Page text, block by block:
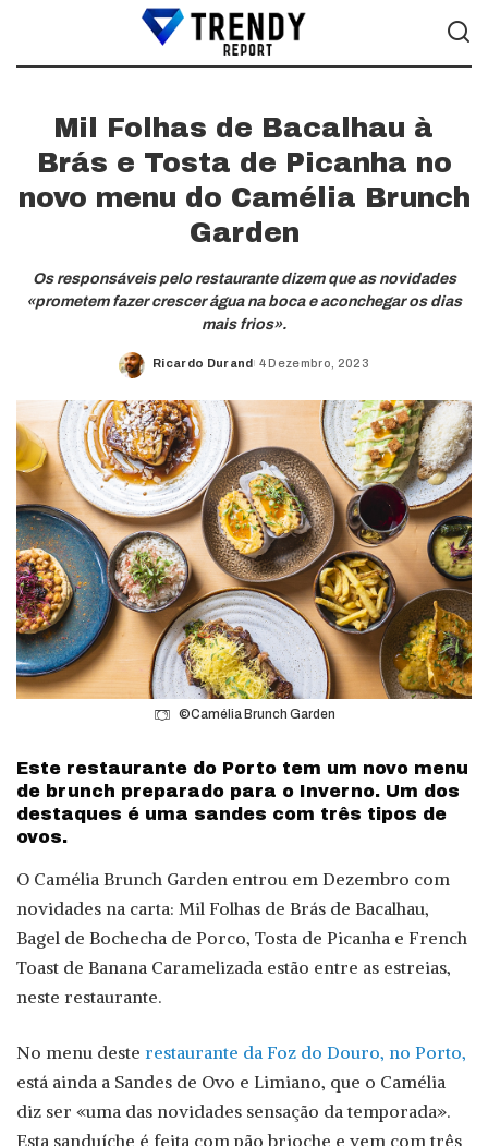
Mil Folhas de Bacalhau à
Brás e Tosta de Picanha no
novo menu do Camélia Brunch
Garden
Os responsáveis pelo restaurante dizem que as novidades
«prometem fazer crescer água na boca e aconchegar os dias
mais frios».
Posted
Ricardo Durand 4 Dezembro, 2023
©Camélia Brunch Garden
Este restaurante do Porto tem um novo menu
de brunch preparado para o Inverno. Um dos
destaques é uma sandes com três tipos de
ovos.
O Camélia Brunch Garden entrou em Dezembro com
novidades na carta: Mil Folhas de Brás de Bacalhau,
Bagel de Bochecha de Porco, Tosta de Picanha e French
Toast de Banana Caramelizada estão entre as estreias,
neste restaurante.
No menu deste restaurante da Foz do Douro, no Porto,
está ainda a Sandes de Ovo e Limiano, que o Camélia
diz ser «uma das novidades sensação da temporada».
Esta sanduíche é feita com pão brioche e vem com três